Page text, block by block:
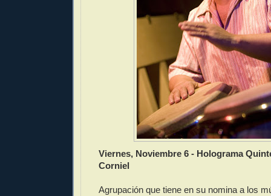
Viernes, Noviembre 6 - Holograma
Corniel
Agrupación que tiene en su nomina a los